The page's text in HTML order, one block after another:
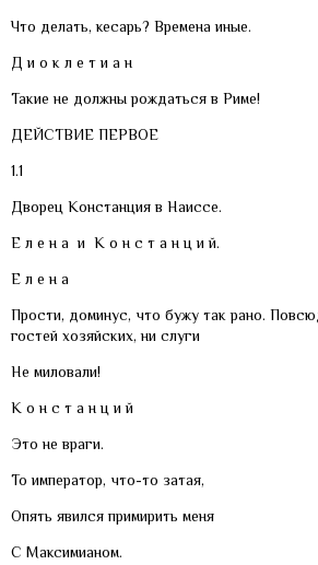
Что делать, кесарь? Времена иные.
Д и о к л е т и а н
Такие не должны рождаться в Риме!
ДЕЙСТВИЕ ПЕРВОЕ
1.1
Дворец Констанция в Наиссе.
Е л е н а и К о н с т а н ц и й.
Е л е н а
Прости, доминус, что бужу так рано.
гостей хозяйских, ни слуги
Не миловали!
К о н с т а н ц и й
Это не враги.
То император, что-то затая,
Опять явился примирить меня
С Максимианом.